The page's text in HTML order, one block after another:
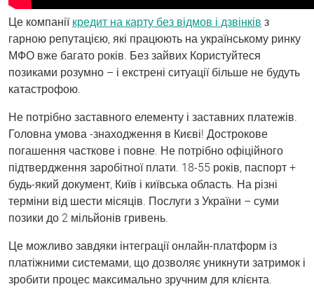
Це компанії кредит на карту без відмов і дзвінків з
гарною репутацією, які працюють на українському ринку
МФО вже багато років. Без зайвих Користуйтеся
позиками розумно – і екстрені ситуації більше не будуть
катастрофою.
Не потрібно заставного елементу і заставних платежів.
Головна умова -знаходження в Києві! Дострокове
погашення часткове і повне. Не потрібно офіційного
підтвердження заробітної плати. 18-55 років, паспорт +
будь-який документ, Київ і київська область. На різні
терміни від шести місяців. Послуги з України – суми
позики до 2 мільйонів гривень.
Це можливо завдяки інтеграції онлайн-платформ із
платіжними системами, що дозволяє уникнути затримок і
зробити процес максимально зручним для клієнта.